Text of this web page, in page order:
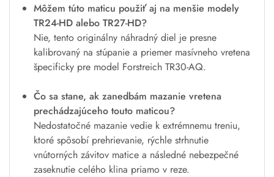
Môžem túto maticu použiť aj na menšie modely
TR24-HD alebo TR27-HD?
Nie, tento originálny náhradný diel je presne
kalibrovaný na stúpanie a priemer masívneho vretena
špecificky pre model Forstreich TR30-AQ.
Čo sa stane, ak zanedbám mazanie vretena
prechádzajúceho touto maticou?
Nedostatočné mazanie vedie k extrémnemu treniu,
ktoré spôsobí prehrievanie, rýchle strhnutie
vnútorných závitov matice a následné nebezpečné
zaseknutie celého klina priamo v reze.